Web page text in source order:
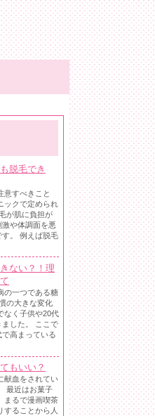
脱毛でき
意すべきこと
ックで定められ
が肌に負担が
や体調面を悪
す。 例えば脱毛
ない？！理
の一つである糖
の大きな変化
なく子供や20代
した。 ここで
高まっている
もいい？
献血をされてい
最近はお菓子
まるで漫画喫茶
することから人